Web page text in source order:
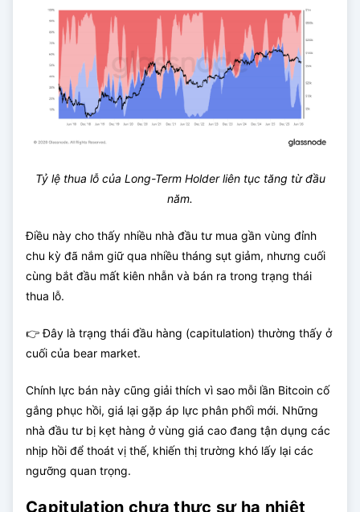
Tỷ lệ thua lỗ của Long-Term Holder liên tục tăng từ đầu
năm.
Điều này cho thấy nhiều nhà đầu tư mua gần vùng đỉnh
chu kỳ đã nắm giữ qua nhiều tháng sụt giảm, nhưng cuối
cùng bắt đầu mất kiên nhẫn và bán ra trong trạng thái
thua lỗ.
👉 Đây là trạng thái đầu hàng (capitulation) thường thấy ở
cuối của bear market.
Chính lực bán này cũng giải thích vì sao mỗi lần Bitcoin cố
gắng phục hồi, giá lại gặp áp lực phân phối mới. Những
nhà đầu tư bị kẹt hàng ở vùng giá cao đang tận dụng các
nhịp hồi để thoát vị thế, khiến thị trường khó lấy lại các
ngưỡng quan trọng.
Capitulation chưa thực sự hạ nhiệt